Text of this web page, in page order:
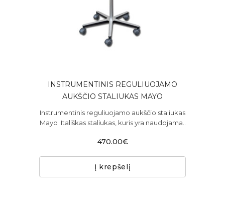
INSTRUMENTINIS REGULIUOJAMO
AUKŠČIO STALIUKAS MAYO
Instrumentinis reguliuojamo aukščio staliukas
Mayo Itališkas staliukas, kuris yra naudojama..
470.00€
Į krepšelį